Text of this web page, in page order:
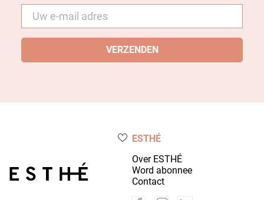
mail *
ESTHÉ
Over ESTHÉ
Word abonnee
Contact